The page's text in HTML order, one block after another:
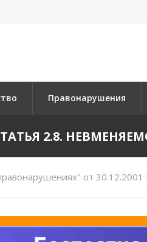
Правонарушения
2.8.
от